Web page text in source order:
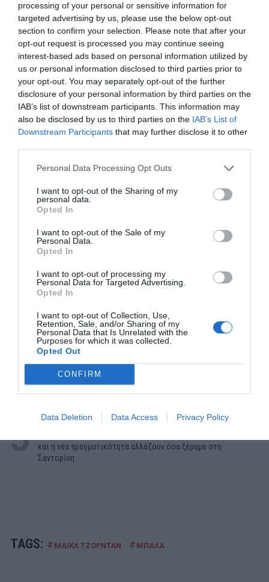
processing of your personal or sensitive information for
targeted advertising by us, please use the below opt-out
section to confirm your selection. Please note that after your
opt-out request is processed you may continue seeing
interest-based ads based on personal information utilized by
us or personal information disclosed to third parties prior to
your opt-out. You may separately opt-out of the further
disclosure of your personal information by third parties on the
IAB’s list of downstream participants. This information may
also be disclosed by us to third parties on the IAB’s List of
Downstream Participants that may further disclose it to other
Personal Data Processing Opt Outs
I want to opt-out of the Sharing of my
personal data.
Opted In
I want to opt-out of the Sale of my
Personal Data.
Opted In
I want to opt-out of processing my
Personal Data for Targeted Advertising.
Opted In
I want to opt-out of Collection, Use,
Retention, Sale, and/or Sharing of my
Personal Data that Is Unrelated with the
Purposes for which it was collected.
Opted Out
CONFIRM
Data Deletion Data Access Privacy Policy
ΔΗΜΟΦΙΛΕΣΤΕΡΑ ΗΜΕΡΑΣ
EXTRAS
Ημερολόγιο 2050:To τέλος του ελληνικού καλοκαιριού
και το «ντόμινο ερημοποίησης»
2 ΣΕΙΡΕΣ - ΤΑΙΝΙΕΣ
Δεν θα το πιστεύεις:Δες απόψε στο Ertflix την ταινία -
έπος που για 133 λεπτά σε κρατάει δικό της
3 ΔΙΑΚΟΠΕΣ
και η νέα πραγματικότητα αλλάζουν όσα ξέραμε στη
Σαντορίνη
TAGS: # ΜΑΙΚΛ ΤΖΟΡΝΤΑΝ # ΜΠΑΛΑ